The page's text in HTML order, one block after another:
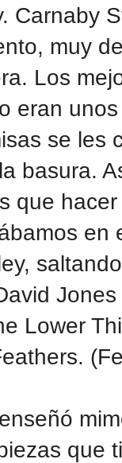
Carnaby
muy
Los
eran
se les
basura.
que
en
Lower
que